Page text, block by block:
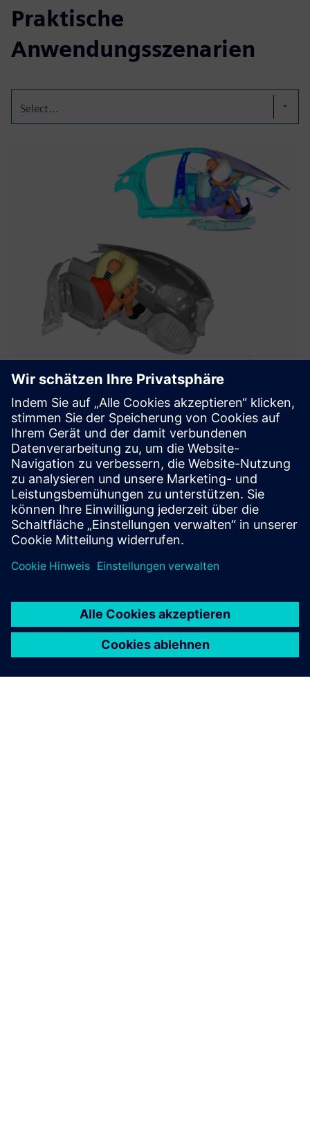
Praktische
Anwendungsszenarien
Select...
Insassenschutz
Herausforderung: Die Vorschriften verlangen
Insassenschutz mit innovativen Konstruktionen.
Lösung: Simcenter Madymo in Verbindung mit Radioss für
das Rückhaltesystem in komplexen Gehäusen
Ergebnisse: Spart Zeit und Kosten, indem die
Tragwerksplanung mit erstklassigen Dummy-Modellen
kombiniert wird.